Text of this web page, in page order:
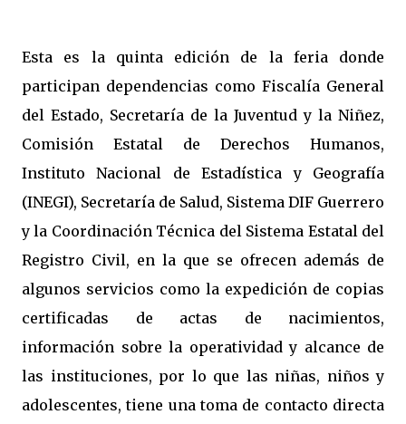
Esta es la quinta edición de la feria donde
participan dependencias como Fiscalía General
del Estado, Secretaría de la Juventud y la Niñez,
Comisión Estatal de Derechos Humanos,
Instituto Nacional de Estadística y Geografía
(INEGI), Secretaría de Salud, Sistema DIF Guerrero
y la Coordinación Técnica del Sistema Estatal del
Registro Civil, en la que se ofrecen además de
algunos servicios como la expedición de copias
certificadas de actas de nacimientos,
información sobre la operatividad y alcance de
las instituciones, por lo que las niñas, niños y
adolescentes, tiene una toma de contacto directa